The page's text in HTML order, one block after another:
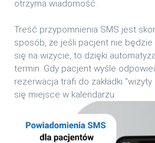
otrzyma wiadomość.
Treść przypomnienia SMS jest
sposób, że jeśli pacjent nie będzie
się na wizycie, to dzięki
termin. Gdy pacjent wyśle
rezerwacja trafi do zakładki “wizyty
się miejsce w kalendarzu.